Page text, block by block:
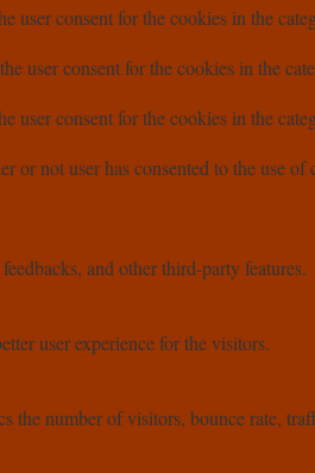
user consent for the cookies in the
user consent for the cookies in the
user consent for the cookies in the
not user has consented to the use of
and other third-party features.
user experience for the visitors.
the number of visitors, bounce rate,